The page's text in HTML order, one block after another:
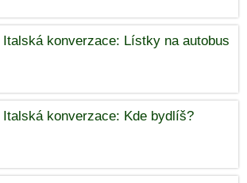
Italská konverzace: Lístky na autobus
Italská konverzace: Kde bydlíš?